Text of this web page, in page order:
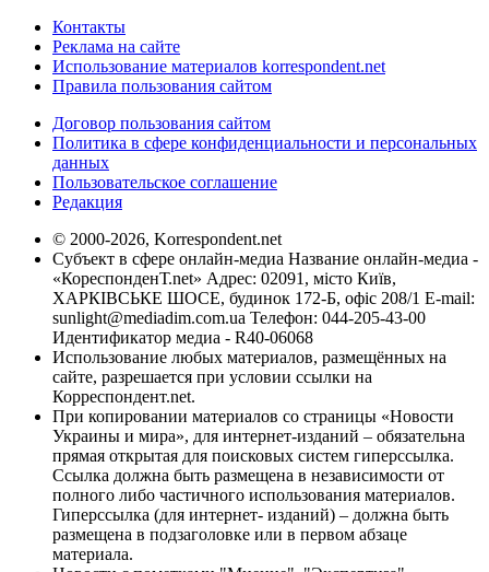
Контакты
Реклама на сайте
Использование материалов korrespondent.net
Правила пользования сайтом
Договор пользования сайтом
Политика в сфере конфиденциальности и персональных
данных
Пользовательское соглашение
Редакция
© 2000-2026, Korrespondent.net
Субъект в сфере онлайн-медиа Название онлайн-медиа -
«КореспонденТ.net» Адрес: 02091, місто Київ,
ХАРКІВСЬКЕ ШОСЕ, будинок 172-Б, офіс 208/1 E-mail:
sunlight@mediadim.com.ua Телефон: 044-205-43-00
Идентификатор медиа - R40-06068
Использование любых материалов, размещённых на
сайте, разрешается при условии ссылки на
Корреспондент.net.
При копировании материалов со страницы «Новости
Украины и мира», для интернет-изданий – обязательна
прямая открытая для поисковых систем гиперссылка.
Ссылка должна быть размещена в независимости от
полного либо частичного использования материалов.
Гиперссылка (для интернет- изданий) – должна быть
размещена в подзаголовке или в первом абзаце
материала.